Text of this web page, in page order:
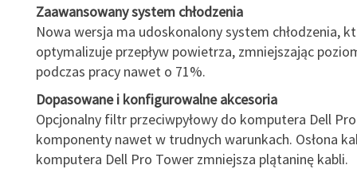
Zaawansowany system chłodzenia
Nowa wersja ma udoskonalony system chłodzenia,
optymalizuje przepływ powietrza, zmniejszając
podczas pracy nawet o 71%.
Dopasowane i konfigurowalne akcesoria
Opcjonalny filtr przeciwpyłowy do komputera Dell
komponenty nawet w trudnych warunkach. Osłona
komputera Dell Pro Tower zmniejsza plątaninę kabli.